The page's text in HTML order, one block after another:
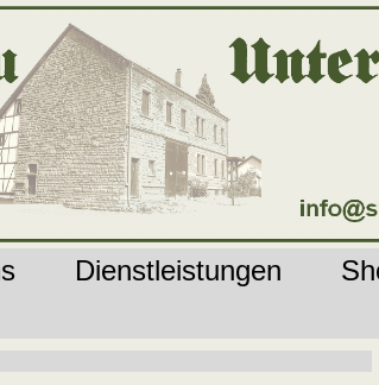
Dienstleistungen